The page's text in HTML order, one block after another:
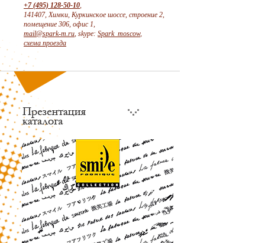
+7 (495) 128-50-10,
141407, Химки, Куркинское шоссе, строение 2,
помещение 306, офис 1,
mail@spark-m.ru, skype: Spark_moscow,
схема проезда